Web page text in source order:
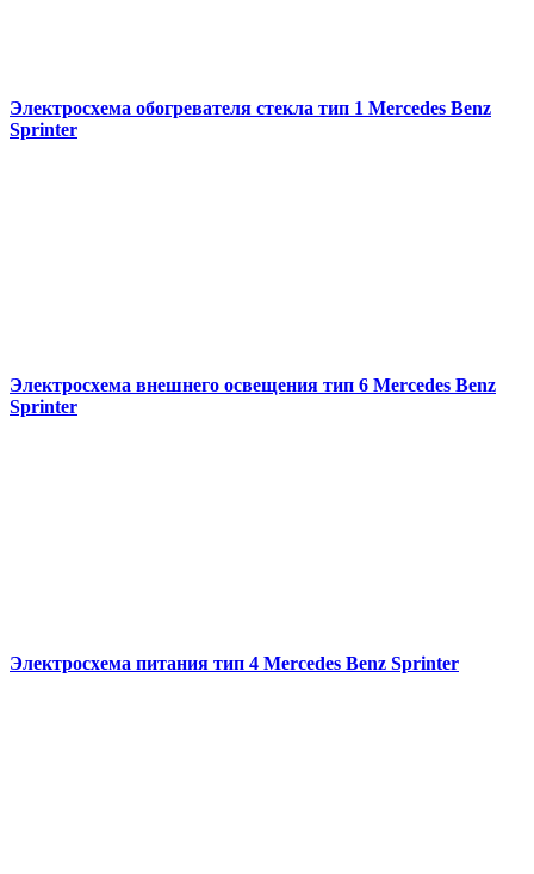
Электросхема обогревателя стекла тип 1 Mercedes Benz
Sprinter
Электросхема внешнего освещения тип 6 Mercedes Benz
Sprinter
Электросхема питания тип 4 Mercedes Benz Sprinter